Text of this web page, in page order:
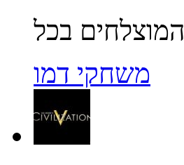
משחקי דמו